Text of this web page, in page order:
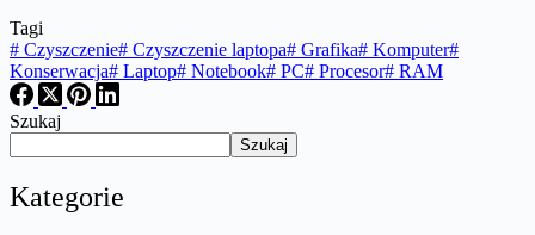
Tagi
# Czyszczenie# Czyszczenie laptopa# Grafika# Komputer#
Konserwacja# Laptop# Notebook# PC# Procesor# RAM
Szukaj
Szukaj
Kategorie